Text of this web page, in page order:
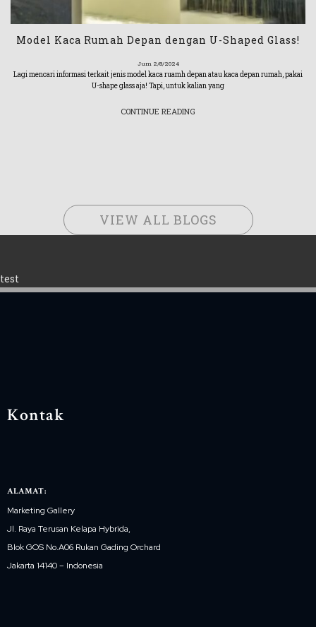
Model Kaca Rumah Depan dengan U-Shaped Glass!
Jum 2/8/2024
Lagi mencari informasi terkait jenis model kaca ruamh depan atau kaca depan rumah, pakai
U-shape glass aja! Tapi, untuk kalian yang
CONTINUE READING
VIEW ALL BLOGS
test
Kontak
ALAMAT:
Marketing Gallery
Jl. Raya Terusan Kelapa Hybrida,
Blok GOS No.A06 Rukan Gading Orchard
Jakarta 14140 – Indonesia